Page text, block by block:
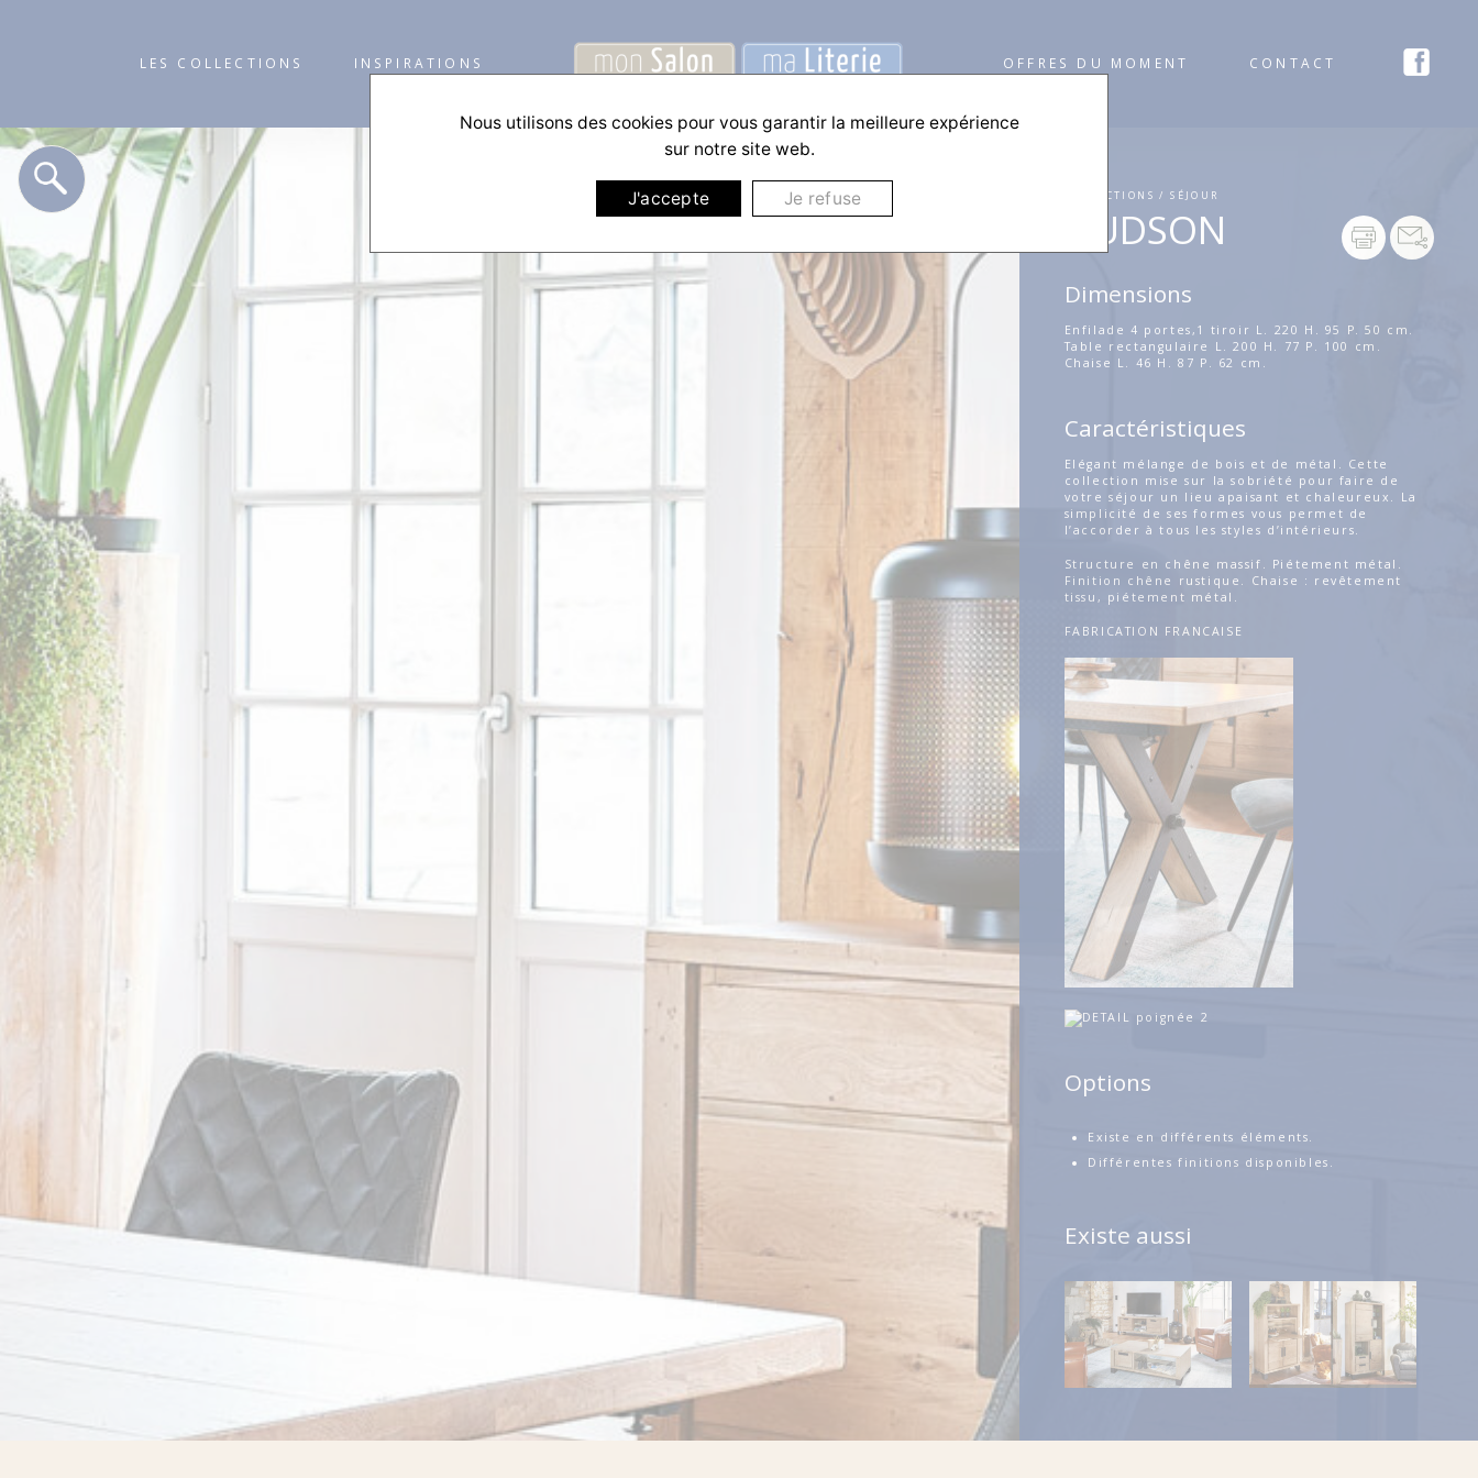
LES COLLECTIONS INSPIRATIONS OFFRES DU MOMENT CONTACT
COLLECTIONS / SÉJOUR
HUDSON
Dimensions
Enfilade 4 portes,1 tiroir L. 220 H. 95 P. 50 cm.
Table rectangulaire L. 200 H. 77 P. 100 cm.
Chaise L. 46 H. 87 P. 62 cm.
Caractéristiques
Elégant mélange de bois et de métal. Cette
collection mise sur la sobriété pour faire de
votre séjour un lieu apaisant et chaleureux. La
simplicité de ses formes vous permet de
l’accorder à tous les styles d’intérieurs.
Structure en chêne massif. Piétement métal.
Finition chêne rustique. Chaise : revêtement
tissu, piétement métal.
FABRICATION FRANCAISE
Options
Existe en différents éléments.
Différentes finitions disponibles.
Existe aussi
Nous utilisons des cookies pour vous garantir la meilleure expérience
sur notre site web.
J'accepte Je refuse